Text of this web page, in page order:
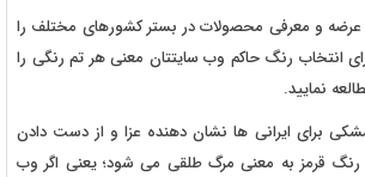
عرضه و معرفی محصولات در بستر کشورهای مختلف را
انتخاب رنگ حاکم وب سایتتان معنی هر تم رنگی را
نمایید.
برای ایرانی ها نشان دهنده عزا و از دست دادن
رنگ قرمز به معنی مرگ طلقی می شود؛ یعنی اگر وب